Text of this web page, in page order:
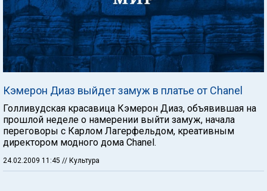
Кэмерон Диаз выйдет замуж в платье от Chanel
Голливудская красавица Кэмерон Диаз, объявившая на
прошлой неделе о намерении выйти замуж, начала
переговоры с Карлом Лагерфельдом, креативным
директором модного дома Chanel.
24.02.2009 11:45 // Культура